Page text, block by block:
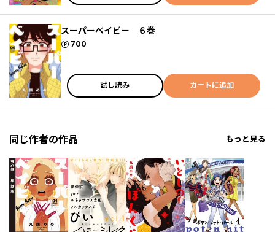
スーパーベイビー ６巻
700
ポイント
試し読み カートに追加
同じ作者の作品 もっと見る